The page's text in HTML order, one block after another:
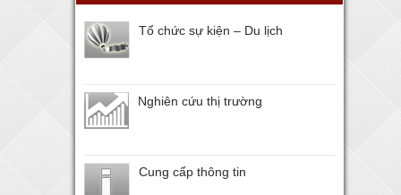
Tổ chức sự kiện – Du lịch
Nghiên cứu thị trường
Cung cấp thông tin